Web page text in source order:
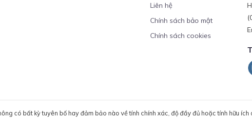
Liên hệ
Chính sách bảo mật
Chính sách cookies
có bất kỳ tuyên bố hay đảm bảo nào về tính chính xác, độ đầy đủ hoặc tính hữu ích